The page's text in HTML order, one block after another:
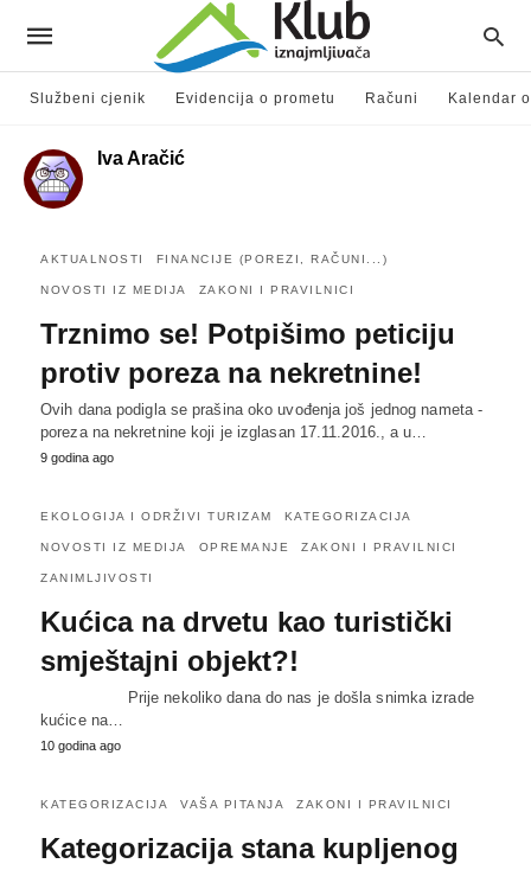
Službeni cjenik Evidencija o prometu Računi Kalendar
Iva Aračić
AKTUALNOSTI FINANCIJE (POREZI, RAČUNI...)
NOVOSTI IZ MEDIJA ZAKONI I PRAVILNICI
Trznimo se! Potpišimo peticiju
protiv poreza na nekretnine!
Ovih dana podigla se prašina oko uvođenja još jednog nameta -
poreza na nekretnine koji je izglasan 17.11.2016., a u…
9 godina ago
EKOLOGIJA I ODRŽIVI TURIZAM KATEGORIZACIJA
NOVOSTI IZ MEDIJA OPREMANJE ZAKONI I PRAVILNICI
ZANIMLJIVOSTI
Kućica na drvetu kao turistički
smještajni objekt?!
Prije nekoliko dana do nas je došla snimka izrade
kućice na…
10 godina ago
KATEGORIZACIJA VAŠA PITANJA ZAKONI I PRAVILNICI
Kategorizacija stana kupljenog